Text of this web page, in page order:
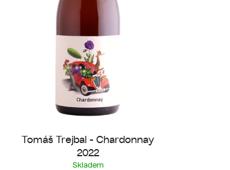
Tomáš Trejbal - Chardonnay
2022
Skladem